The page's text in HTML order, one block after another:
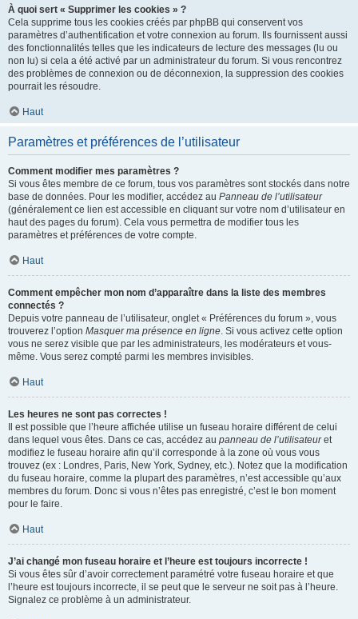
À quoi sert « Supprimer les cookies » ?
Cela supprime tous les cookies créés par phpBB qui conservent vos
paramètres d’authentification et votre connexion au forum. Ils fournissent aussi
des fonctionnalités telles que les indicateurs de lecture des messages (lu ou
non lu) si cela a été activé par un administrateur du forum. Si vous rencontrez
des problèmes de connexion ou de déconnexion, la suppression des cookies
pourrait les résoudre.
Haut
Paramètres et préférences de l’utilisateur
Comment modifier mes paramètres ?
Si vous êtes membre de ce forum, tous vos paramètres sont stockés dans notre
base de données. Pour les modifier, accédez au Panneau de l’utilisateur
(généralement ce lien est accessible en cliquant sur votre nom d’utilisateur en
haut des pages du forum). Cela vous permettra de modifier tous les
paramètres et préférences de votre compte.
Haut
Comment empêcher mon nom d’apparaître dans la liste des membres
connectés ?
Depuis votre panneau de l’utilisateur, onglet « Préférences du forum », vous
trouverez l’option Masquer ma présence en ligne. Si vous activez cette option
vous ne serez visible que par les administrateurs, les modérateurs et vous-
même. Vous serez compté parmi les membres invisibles.
Haut
Les heures ne sont pas correctes !
Il est possible que l’heure affichée utilise un fuseau horaire différent de celui
dans lequel vous êtes. Dans ce cas, accédez au panneau de l’utilisateuret
modifiez le fuseau horaire afin qu’il corresponde à la zone où vous vous
trouvez (ex : Londres, Paris, New York, Sydney, etc.). Notez que la modification
du fuseau horaire, comme la plupart des paramètres, n’est accessible qu’aux
membres du forum. Donc si vous n’êtes pas enregistré, c’est le bon moment
pour le faire.
Haut
J’ai changé mon fuseau horaire et l’heure est toujours incorrecte !
Si vous êtes sûr d’avoir correctement paramétré votre fuseau horaire et que
l’heure est toujours incorrecte, il se peut que le serveur ne soit pas à l’heure.
Signalez ce problème à un administrateur.